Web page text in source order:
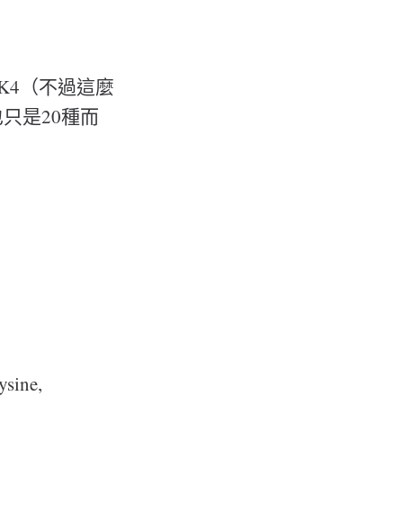
（不過這麼
是20種而